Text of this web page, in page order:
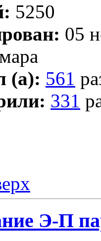
5250
05
(а): 561
331
Э-П